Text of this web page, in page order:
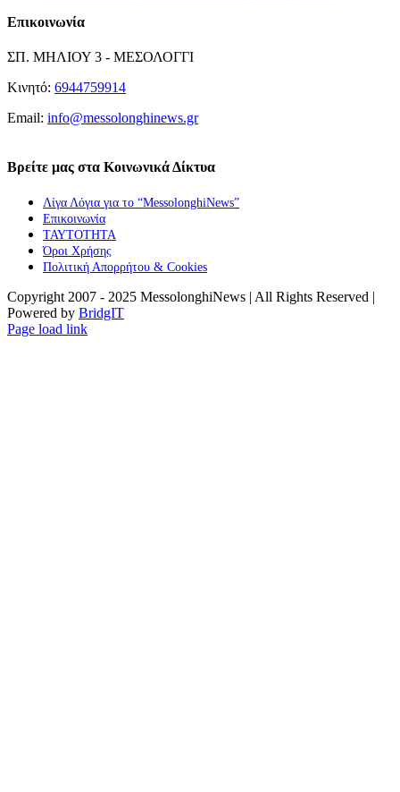
Επικοινωνία
ΣΠ. ΜΗΛΙΟΥ 3 - ΜΕΣΟΛΟΓΓΙ
Κινητό: 6944759914
Email: info@messolonghinews.gr
Βρείτε μας στα Κοινωνικά Δίκτυα
Λίγα Λόγια για το “MessolonghiNews”
Επικοινωνία
ΤΑΥΤΟΤΗΤΑ
Όροι Χρήσης
Πολιτική Απορρήτου & Cookies
Copyright 2007 - 2025 MessolonghiNews | All Rights Reserved |
Powered by BridgIT
YouTube
Facebook
Instagram
Page load link